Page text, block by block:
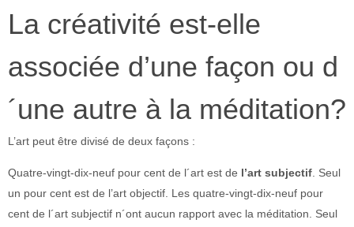
La créativité est-elle
associée d’une façon ou d
´une autre à la méditation?
L’art peut être divisé de deux façons :
Quatre-vingt-dix-neuf pour cent de l´art est de l’art subjectif. Seul
un pour cent est de l’art objectif. Les quatre-vingt-dix-neuf pour
cent de l´art subjectif n´ont aucun rapport avec la méditation. Seul